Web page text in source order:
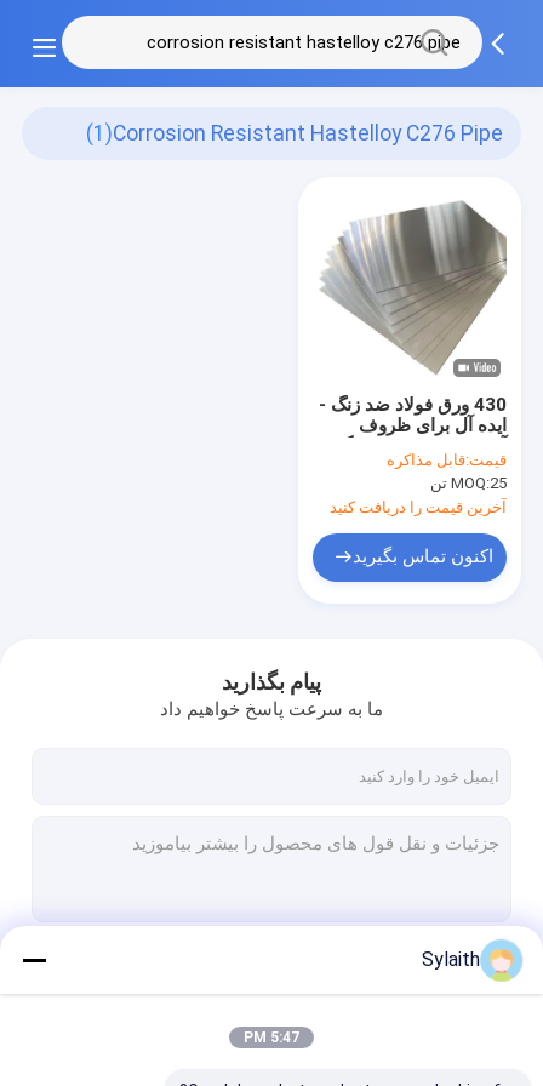
Corrosion Resistant Hastelloy C276 Pipe
(1)
430 ورق فولاد ضد زنگ -
ایده آل برای ظروف
قیمت:قابل مذاکره
MOQ:25 تن
آخرین قیمت را دریافت کنید
اکنون تماس بگیرید
پیام بگذارید
ما به سرعت پاسخ خواهیم داد
Sylaith
5:47 PM